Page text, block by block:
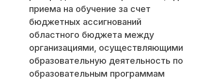
приема на обучение за счет
бюджетных ассигнований
областного бюджета между
организациями, осуществляющими
образовательную деятельность по
образовательным программам